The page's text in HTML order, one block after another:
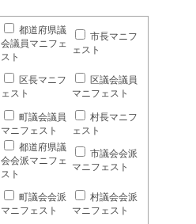
都道府県議
会議員マニフェ
スト
市長マニフ
ェスト
区長マニフ
ェスト
区議会議員
マニフェスト
町議会議員
マニフェスト
村長マニフ
ェスト
都道府県議
会会派マニフェ
スト
市議会会派
マニフェスト
町議会会派
マニフェスト
村議会会派
マニフェスト